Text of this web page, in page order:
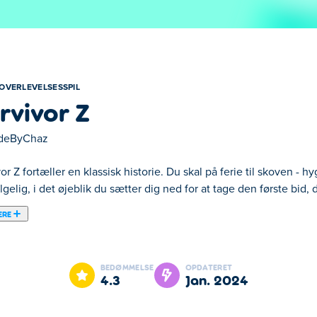
Z
Z fortæller en klassisk historie. Du skal på ferie til skoven -
i det øjeblik du sætter dig ned for at tage den første bid,
skal på ferie til skoven - hyg dig og spis lidt hamburgere. Men
nogle Z'er! Hver zombie, du besejrer, vil tabe en perle.
du vælge en statistik, der skal øges. Du kan få mere sundhed,
BEDØMMELSE
4.3
OPDATERET
jan. 2024